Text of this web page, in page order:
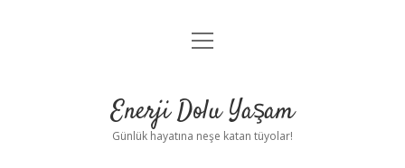
Anasayfa
Yasal Uyarı
menüyü
Enerji Dolu Yaşam
Günlük hayatına neşe katan tüyolar!